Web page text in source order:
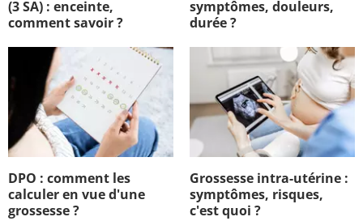
(3 SA) : enceinte,
comment savoir ?
symptômes, douleurs,
durée ?
DPO : comment les
calculer en vue d'une
grossesse ?
Grossesse intra-utérine :
symptômes, risques,
c'est quoi ?